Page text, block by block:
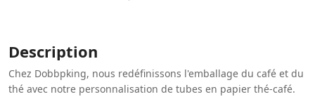
Description
Chez Dobbpking, nous redéfinissons l'emballage du café et du
thé avec notre personnalisation de tubes en papier thé-café.